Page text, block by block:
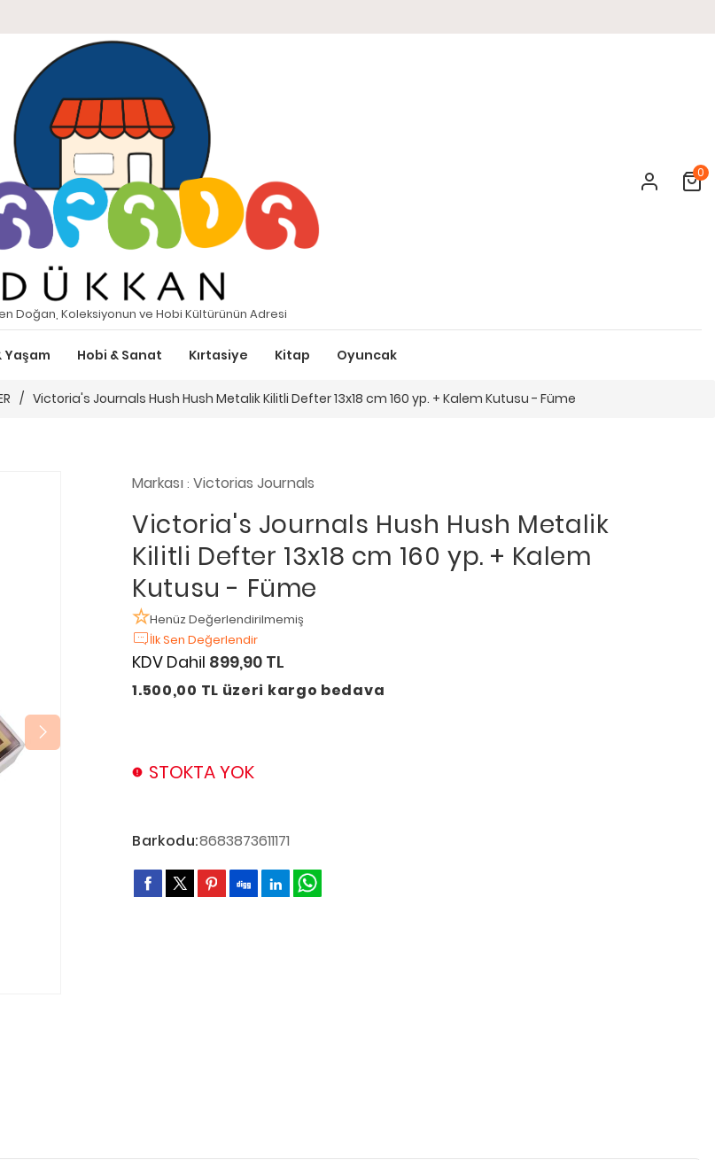
Doğan, Koleksiyonun ve Hobi Kültürünün Adresi
Yaşam Hobi & Sanat Kırtasiye Kitap Oyuncak
Cart
0
/ Victoria's Journals Hush Hush Metalik Kilitli Defter 13x18 cm 160 yp. + Kalem Kutusu - Füme
Markası: Victorias Journals
Victoria's Journals Hush Hush Metalik
Kilitli Defter 13x18 cm 160 yp. + Kalem
Kutusu - Füme
Henüz Değerlendirilmemiş
İlk Sen Değerlendir
KDV Dahil 899,90 TL
1.500,00 TL üzeri kargo bedava
STOKTA YOK
Barkodu:8683873611171